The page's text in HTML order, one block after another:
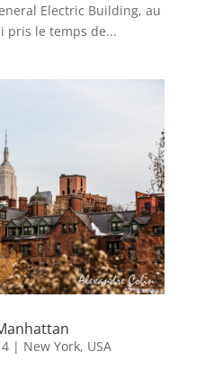
Electric Building, au
pris le temps de...
| New York, USA